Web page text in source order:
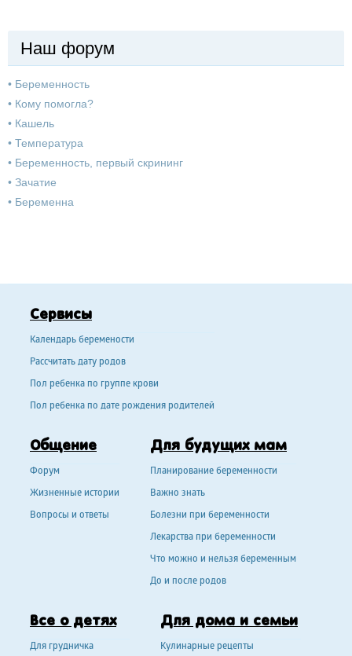
Наш форум
• Беременность
• Кому помогла?
• Кашель
• Температура
• Беременность, первый скрининг
• Зачатие
• Беременна
Сервисы
Календарь беремености
Рассчитать дату родов
Пол ребенка по группе крови
Пол ребенка по дате рождения родителей
Общение
Форум
Жизненные истории
Вопросы и ответы
Для будущих мам
Планирование беременности
Важно знать
Болезни при беременности
Лекарства при беременности
Что можно и нельзя беременным
До и после родов
Все о детях
Для грудничка
Для дома и семьи
Кулинарные рецепты